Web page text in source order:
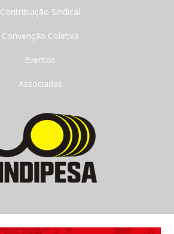
Contribuição Sindical
Convenção Coletiva
Eventos
Associadas